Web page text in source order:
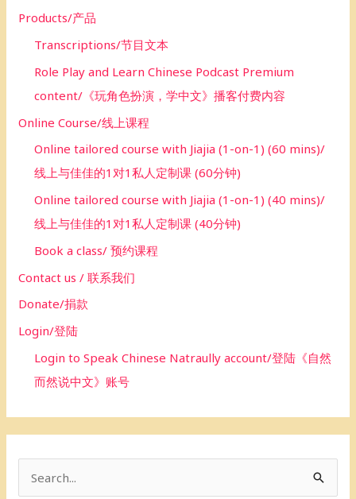
Products/产品
Transcriptions/节目文本
Role Play and Learn Chinese Podcast Premium
content/《玩角色扮演，学中文》播客付费内容
Online Course/线上课程
Online tailored course with Jiajia (1-on-1) (60 mins)/
线上与佳佳的1对1私人定制课 (60分钟)
Online tailored course with Jiajia (1-on-1) (40 mins)/
线上与佳佳的1对1私人定制课 (40分钟)
Book a class/ 预约课程
Contact us / 联系我们
Donate/捐款
Login/登陆
Login to Speak Chinese Natraully account/登陆《自然
而然说中文》账号